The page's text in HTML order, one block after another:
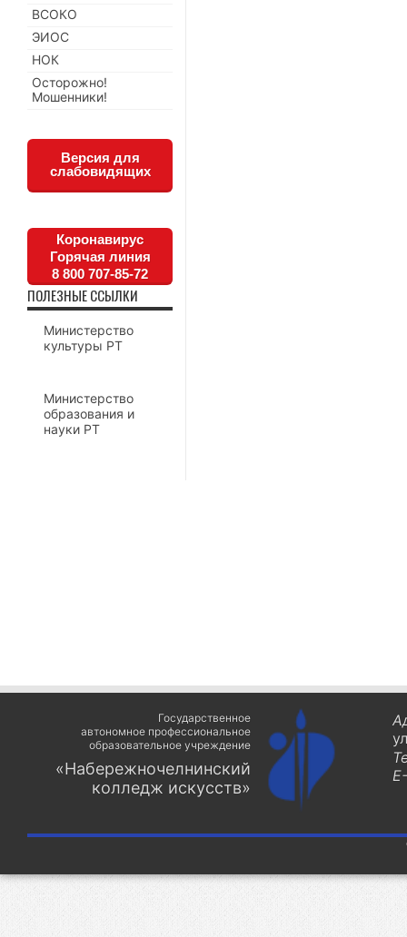
ВСОКО
ЭИОС
НОК
Осторожно!
Мошенники!
Версия для
слабовидящих
Коронавирус
Горячая линия
8 800 707-85-72
ПОЛЕЗНЫЕ ССЫЛКИ
Министерство
культуры РТ
Министерство
образования и
науки РТ
Государственное
автономное профессиональное
образовательное учреждение
«Набережночелнинский
колледж искусств»